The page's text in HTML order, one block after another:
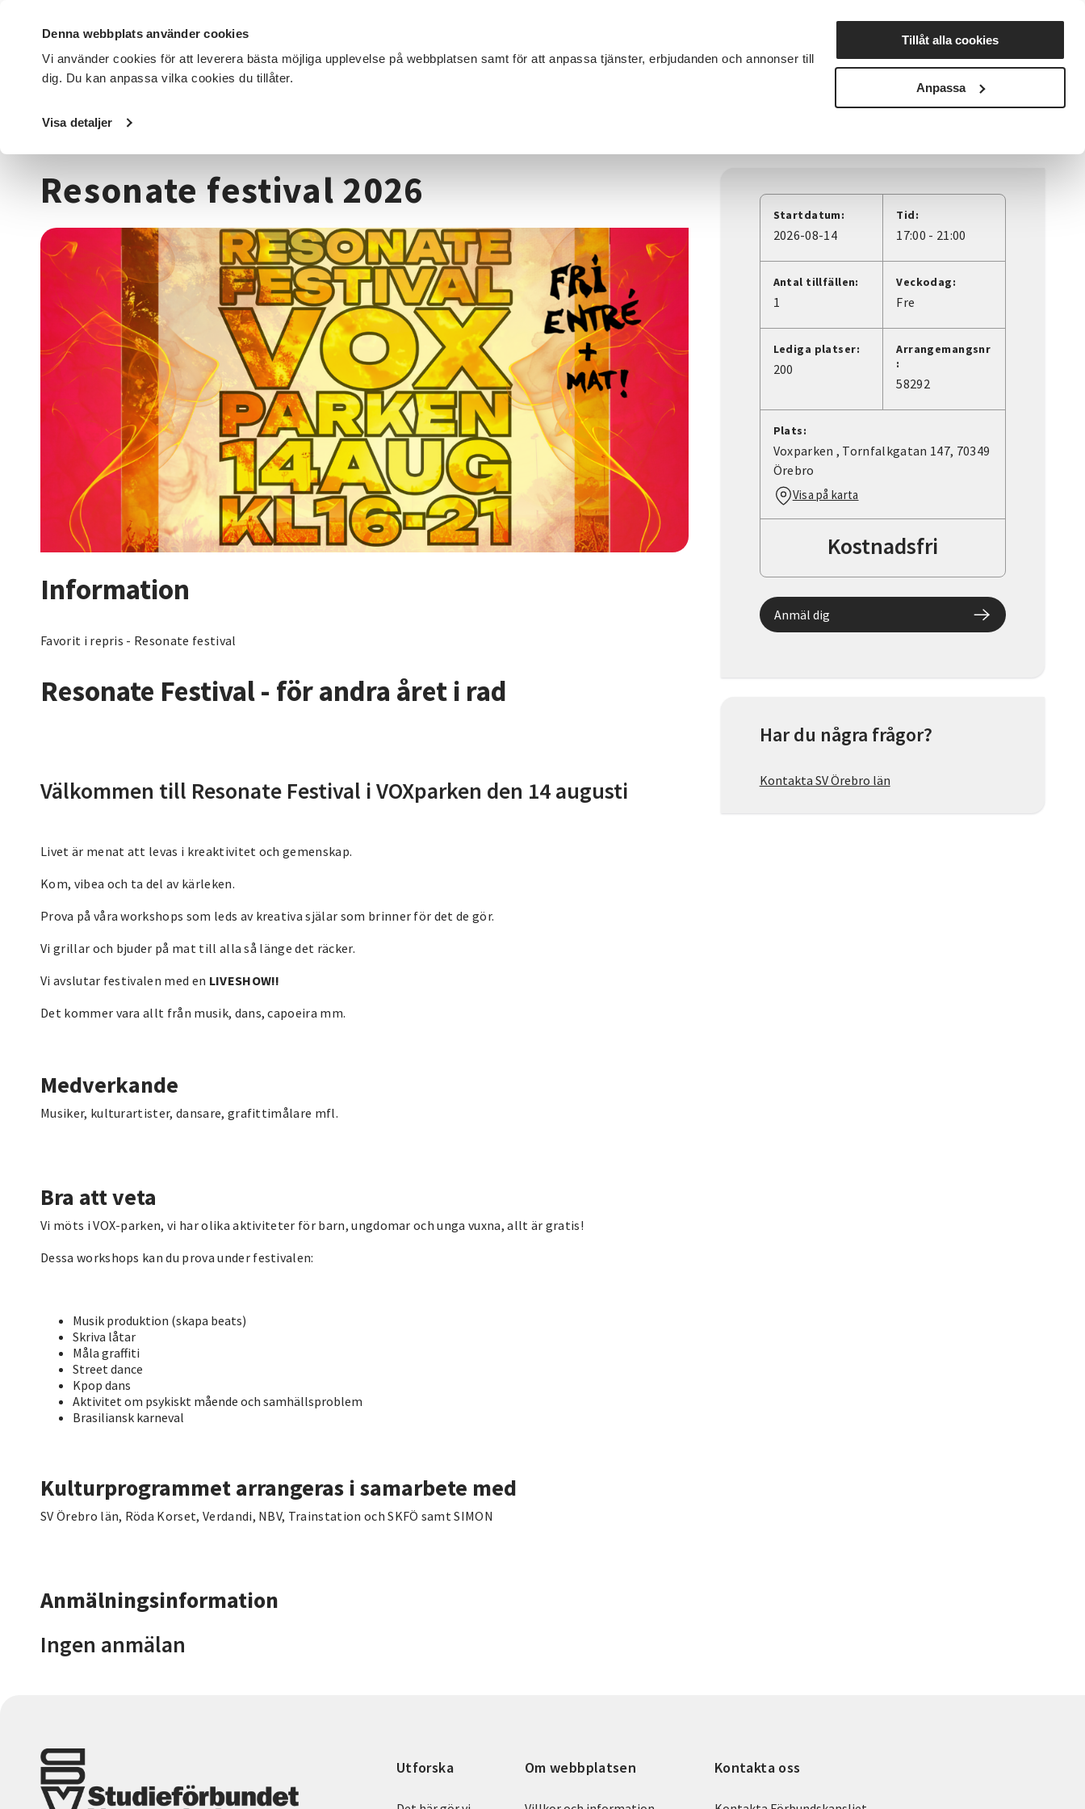
Denna webbplats använder cookies
Vi använder cookies för att leverera bästa möjliga upplevelse på webbplatsen samt för att anpassa tjänster, erbjudanden och annonser till
dig. Du kan anpassa vilka cookies du tillåter.
Visa detaljer
Tillåt alla cookies
Anpassa
DET HÄR GÖR VI FÖR DIG SOM SÖK KURSER OCH EVENEMANG Nyheter Avdelningar
Startsida / Kurser och evenemang
Resonate festival 2026
Information
Favorit i repris - Resonate festival
Resonate Festival- för andra året i rad
Välkommen till Resonate Festival i VOXparken den 14 augusti
Livet är menat att levas i kreaktivitet och gemenskap.
Kom, vibea och ta del av kärleken.
Prova på våra workshops som leds av kreativa själar som brinner för det de gör.
Vi grillar och bjuder på mat till alla så länge det räcker.
Vi avslutar festivalen med en LIVESHOW!!
Det kommer vara allt från musik, dans, capoeira mm.
Medverkande
Musiker, kulturartister, dansare, grafittimålare mfl.
Bra att veta
Vi möts i VOX-parken, vi har olika aktiviteter för barn, ungdomar och unga vuxna, allt är gratis!
Dessa workshops kan du prova under festivalen:
Musik produktion (skapa beats)
Skriva låtar
Måla graffiti
Street dance
Kpop dans
Aktivitet om psykiskt mående och samhällsproblem
Brasiliansk karneval
Kulturprogrammet arrangeras i samarbete med
SV Örebro län, Röda Korset, Verdandi, NBV, Trainstation och SKFÖ samt SIMON
Anmälningsinformation
Ingen anmälan
Startdatum:
2026-08-14
Tid:
17:00 - 21:00
Antal tillfällen:
1
Veckodag:
Fre
Lediga platser:
200
Arrangemangsnr
:
58292
Plats:
Voxparken , Tornfalkgatan 147, 70349
Örebro
Visa på karta
Kostnadsfri
Anmäl dig
Har du några frågor?
Kontakta SV Örebro län
Utforska Om webbplatsen Kontakta oss